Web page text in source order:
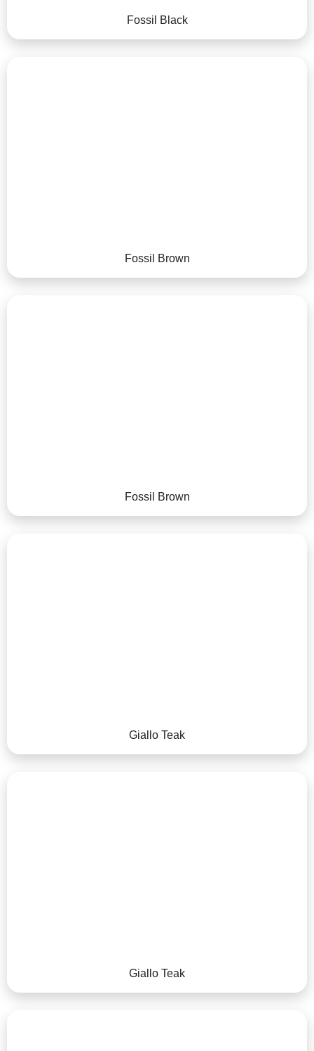
Fossil Black
Fossil Brown
Fossil Brown
Giallo Teak
Giallo Teak